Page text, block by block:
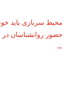
ناوبری
نوشته
محیط سربازی باید
حضور روانشناسان
→